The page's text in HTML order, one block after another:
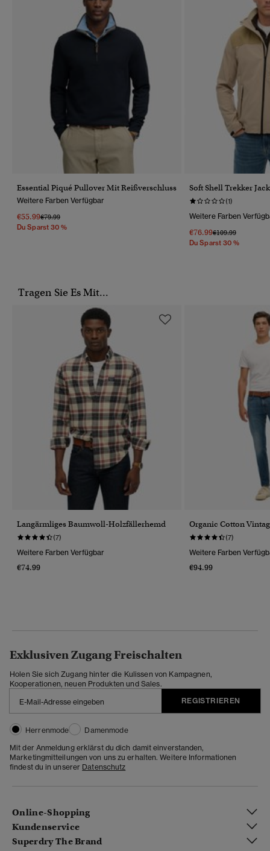
Essential Piqué Pullover Mit Reißverschluss
Weitere Farben Verfügbar
€55.99Preis Wurde Reduziert Von
€79.99Bis
Du Sparst 30 %
Soft Shell Trekker
(1)
Weitere Farben
€76.99Preis Wurde
€109.99Bis
Du Sparst 30 %
Tragen Sie Es Mit...
Langärmliges Baumwoll-Holzfällerhemd
(7)
Weitere Farben Verfügbar
€74.99
Organic Cotton
(7)
Weitere Farben
€94.99
Exklusiven Zugang Freischalten
Holen Sie sich Zugang hinter die Kulissen von Kampagnen,
Kooperationen, neuen Produkten und Sales.
REGISTRIEREN
Herrenmode
Damenmode
Mit der Anmeldung erklärst du dich damit einverstanden,
Marketingmitteilungen von uns zu erhalten. Weitere Informationen
findest du in unserer Datenschutz
Online-Shopping
Kundenservice
Superdry The Brand